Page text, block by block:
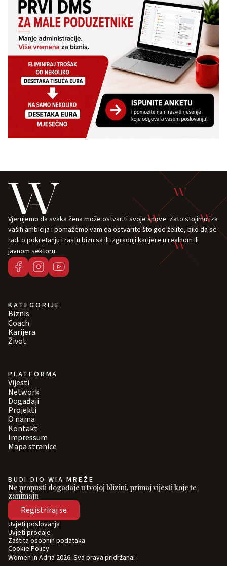
Vjerujemo da svaka žena može ostvariti svoje snove. Zato stojimo iza
vaših ambicija i pomažemo vam da ostvarite što god želite, bilo da se
radi o pokretanju i rastu biznisa ili izgradnji karijere u realnom ili
javnom sektoru.
KATEGORIJE
Biznis
Coach
Karijera
Život
PLATFORMA
Vijesti
Network
Događaji
Projekti
O nama
Kontakt
Impressum
Mapa stranice
BUDI DIO WIA MREŽE
Ne propusti događaje u tvojoj blizini, primaj vijesti koje te
zanimaju
Registriraj se
Women in Adria 2026. Sva prava pridržana!
Uvjeti poslovanja
Uvjeti prodaje
Zaštita osobnih podataka
Cookie Policy